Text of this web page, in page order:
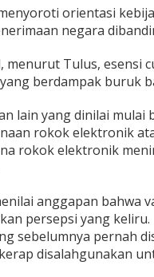
orientasi
negara
menurut Tulus, esensi
berdampak buruk
lain yang dinilai mulai
rokok elektronik
rokok elektronik
anggapan bahwa
persepsi yang
sebelumnya pernah
disalahgunakan